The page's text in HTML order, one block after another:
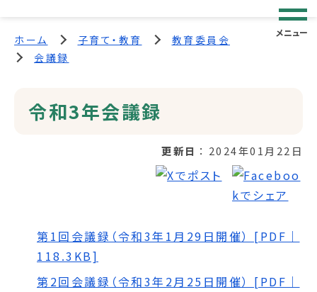
メニュー
ホーム 子育て・教育
教育委員会
会議録
令和3年会議録
更新日 2024年01月22日
第1回会議録（令和3年1月29日開催） [PDF｜
118.3KB]
第2回会議録（令和3年2月25日開催） [PDF｜